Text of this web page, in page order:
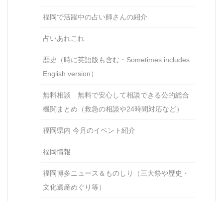
福岡で活躍中の占い師さんの紹介
占いあれこれ
歴史（時に英語版も含む・Sometimes includes
English version）
無料相談 無料で安心して相談できる公的総合
機関まとめ（救急の相談や24時間対応など）
福岡県内 今月のイベント紹介
福岡情報
福岡博多ニュース＆ものしり（三大祭や歴史・
文化遺産めぐり等）